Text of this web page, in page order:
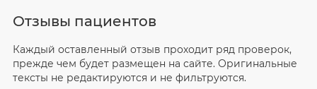
Отзывы пациентов
Каждый оставленный отзыв проходит ряд проверок,
прежде чем будет размещен на сайте. Оригинальные
тексты не редактируются и не фильтруются.